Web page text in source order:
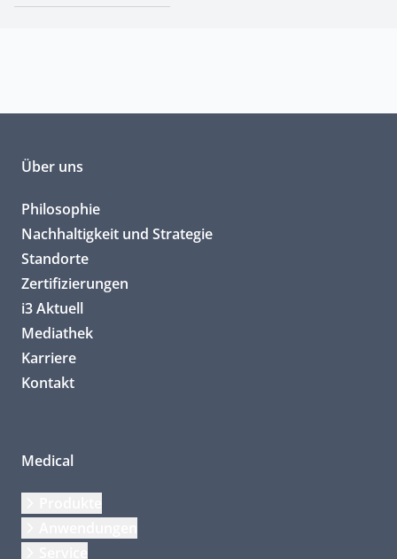
Über uns
Philosophie
Nachhaltigkeit und Strategie
Standorte
Zertifizierungen
i3 Aktuell
Mediathek
Karriere
Kontakt
Medical